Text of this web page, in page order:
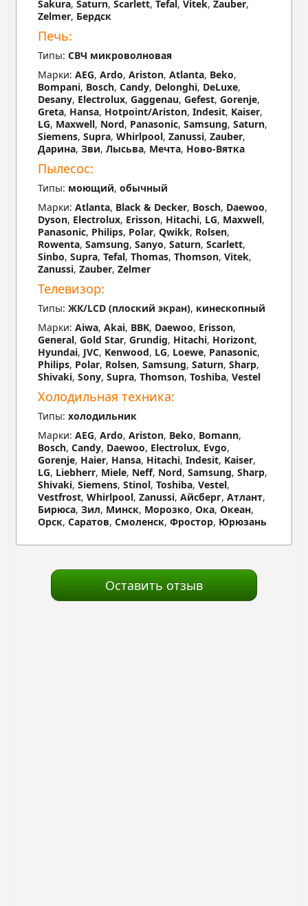
Sakura, Saturn, Scarlett, Tefal , Vitek, Zauber,
Zelmer, Бердск
Печь:
Типы: СВЧ микроволновая
Марки: AEG, Ardo, Ariston, Atlanta, Beko,
Bompani, Bosch, Candy, Delonghi, DeLuxe,
Desany, Electrolux, Gaggenau, Gefest, Gorenje,
Greta, Hansa, Hotpoint/Ariston, Indesit, Kaiser,
LG, Maxwell, Nord, Panasonic, Samsung, Saturn,
Siemens, Supra, Whirlpool, Zanussi, Zauber,
Дарина, Зви, Лысьва, Мечта, Ново-Вятка
Пылесос:
Типы: моющий, обычный
Марки: Atlanta, Black & Decker, Bosch, Daewoo,
Dyson, Electrolux, Erisson, Hitachi, LG, Maxwell,
Panasonic, Philips, Polar, Qwikk, Rolsen,
Rowenta, Samsung, Sanyo, Saturn, Scarlett,
Sinbo, Supra, Tefal, Thomas, Thomson, Vitek,
Zanussi, Zauber, Zelmer
Телевизор:
Типы: ЖК/LCD (плоский экран), кинескопный
Марки: Aiwa, Akai, BBK, Daewoo, Erisson,
General, Gold Star, Grundig, Hitachi, Horizont,
Hyundai, JVC, Kenwood, LG, Loewe, Panasonic,
Philips, Polar, Rolsen, Samsung, Saturn, Sharp,
Shivaki, Sony, Supra, Thomson, Toshiba, Vestel
Холодильная техника:
Типы: холодильник
Марки: AEG, Ardo, Ariston, Beko, Bomann,
Bosch, Candy, Daewoo, Electrolux, Evgo,
Gorenje, Haier, Hansa, Hitachi, Indesit, Kaiser,
LG, Liebherr, Miele, Neff, Nord, Samsung, Sharp,
Shivaki, Siemens, Stinol, Toshiba, Vestel,
Vestfrost, Whirlpool, Zanussi, Айсберг, Атлант,
Бирюса, Зил, Минск, Морозко, Ока, Океан,
Орск, Саратов, Смоленск, Фростор, Юрюзань
Оставить отзыв